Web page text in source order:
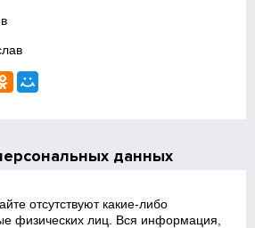
данных
отсутствуют какие‑либо
физических лиц. Вся информация,